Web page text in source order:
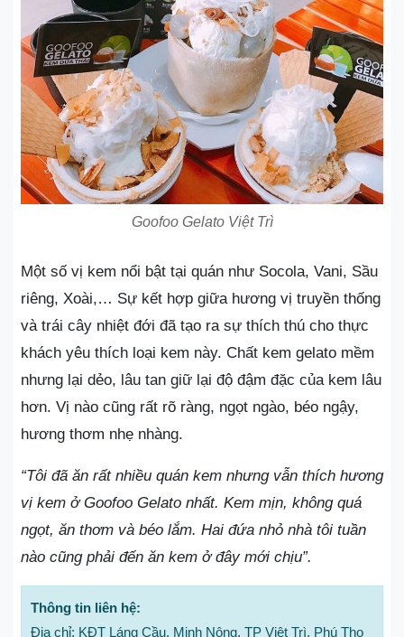
Goofoo Gelato Việt Trì
Một số vị kem nổi bật tại quán như Socola, Vani, Sầu
riêng, Xoài,… Sự kết hợp giữa hương vị truyền thống
và trái cây nhiệt đới đã tạo ra sự thích thú cho thực
khách yêu thích loại kem này. Chất kem gelato mềm
nhưng lại dẻo, lâu tan giữ lại độ đậm đặc của kem lâu
hơn. Vị nào cũng rất rõ ràng, ngọt ngào, béo ngậy,
hương thơm nhẹ nhàng.
“Tôi đã ăn rất nhiều quán kem nhưng vẫn thích hương
vị kem ở Goofoo Gelato nhất. Kem mịn, không quá
ngọt, ăn thơm và béo lắm. Hai đứa nhỏ nhà tôi tuần
nào cũng phải đến ăn kem ở đây mới chịu”.
Thông tin liên hệ:
Địa chỉ: KĐT Láng Cầu, Minh Nông, TP Việt Trì, Phú Thọ